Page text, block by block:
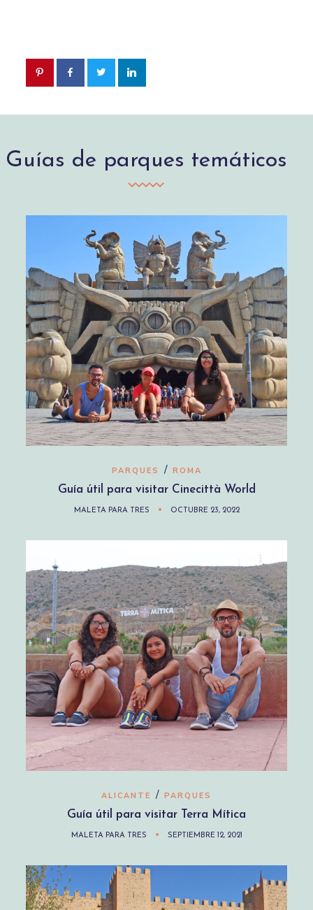
Guías de parques temáticos
PARQUES / ROMA
Guía útil para visitar Cinecittà World
MALETA PARA TRES OCTUBRE 23, 2022
ALICANTE / PARQUES
Guía útil para visitar Terra Mítica
MALETA PARA TRES SEPTIEMBRE 12, 2021